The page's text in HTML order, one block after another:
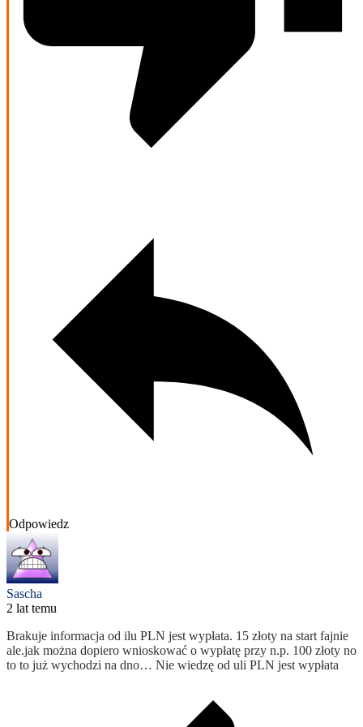
Odpowiedz
Sascha
2 lat temu
Brakuje informacja od ilu PLN jest wypłata. 15 złoty na start fajnie
ale.jak można dopiero wnioskować o wypłatę przy n.p. 100 złoty no
to to już wychodzi na dno… Nie wiedzę od uli PLN jest wypłata